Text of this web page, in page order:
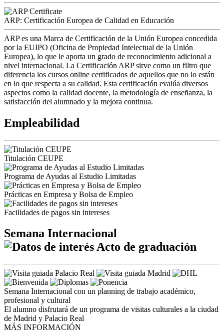
ARP: Certificación Europea de Calidad en Educación
ARP es una Marca de Certificación de la Unión Europea concedida
por la EUIPO (Oficina de Propiedad Intelectual de la Unión
Europea), lo que le aporta un grado de reconocimiento adicional a
nivel internacional. La Certificación ARP sirve como un filtro que
diferencia los cursos online certificados de aquellos que no lo están
en lo que respecta a su calidad. Esta certificación evalúa diversos
aspectos como la calidad docente, la metodología de enseñanza, la
satisfacción del alumnado y la mejora continua.
Empleabilidad
Titulación CEUPE
Programa de Ayudas al Estudio Limitadas
Prácticas en Empresa y Bolsa de Empleo
Facilidades de pagos sin intereses
Semana Internacional
Acto de graduación
Semana Internacional con un planning de trabajo académico,
profesional y cultural
El alumno disfrutará de un programa de visitas culturales a la ciudad
de Madrid y Palacio Real
MÁS INFORMACIÓN